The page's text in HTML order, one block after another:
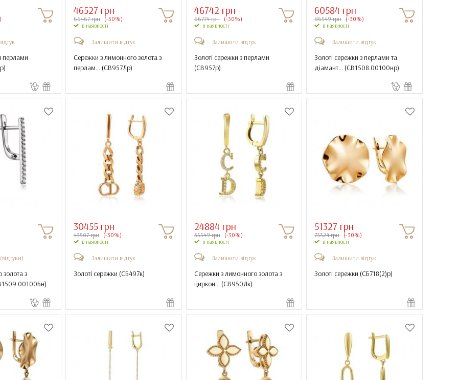
перлами
)
46527 грн
66467 грн (-30%)
в наявності
Залишити відгук
Сережки з лимонного золота з
перлам... (СВ957Лр)
46742 грн
66774 грн (-30%)
в наявності
Залишити відгук
Золоті сережки з перлами
(СВ957р)
60584 грн
86549 грн (-30%)
в наявності
Залишити відгук
Золоті сережки з перлами та
діамант... (СВ1508.00100нр)
золота з
)
30455 грн
43507 грн (-30%)
в наявності
Залишити відгук
Золоті сережки (СБ497к)
24884 грн
35549 грн (-30%)
в наявності
Залишити відгук
Сережки з лимонного золота з
циркон... (СВ950Лк)
51327 грн
73324 грн (-30%)
в наявності
Залишити відгук
Золоті сережки (СБ718(2)р)